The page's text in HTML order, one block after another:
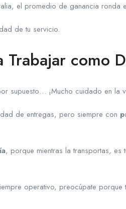
el promedio de ganancia
de tu servicio.
Trabajar como
supuesto… ¡Mucho cuidado en la
de entregas, pero siempre con
, porque mientras la transportas,
operativo, preocúpate porque